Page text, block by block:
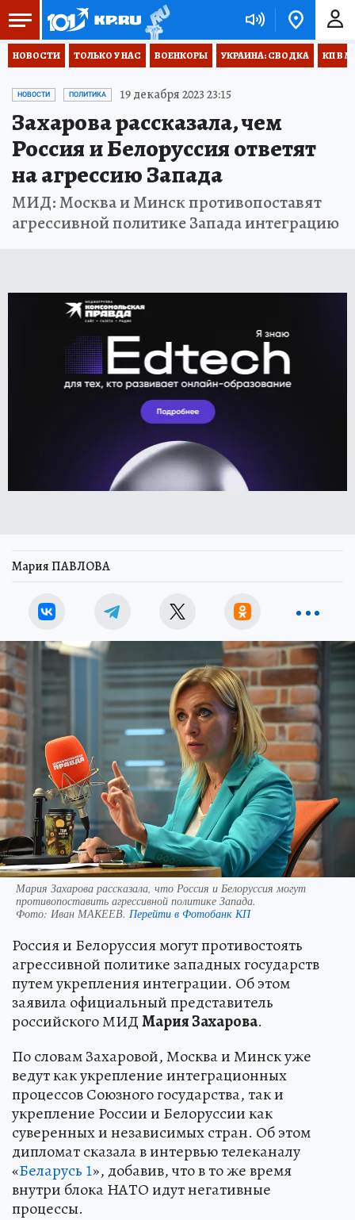
НОВОСТИ ТОЛЬКО У НАС ВОЕНКОРЫ УКРАИНА: СВОДКА КП В
НОВОСТИ ПОЛИТИКА 19 декабря 2023 23:15
Захарова рассказала, чем
Россия и Белоруссия ответят
на агрессию Запада
МИД: Москва и Минск противопоставят
агрессивной политике Запада интеграцию
Мария ПАВЛОВА
Мария Захарова рассказала, что Россия и Белоруссия могут
противопоставить агрессивной политике Запада.
Фото: Иван МАКЕЕВ. Перейти в Фотобанк КП
Россия и Белоруссия могут противостоять
агрессивной политике западных государств
путем укрепления интеграции. Об этом
заявила официальный представитель
российского МИДМария Захарова.
По словам Захаровой, Москва и Минск уже
ведут как укрепление интеграционных
процессов Союзного государства, так и
укрепление России и Белоруссии как
суверенных и независимых стран. Об этом
дипломат сказала в интервью телеканалу
«Беларусь 1», добавив, что в то же время
внутри блока НАТО идут негативные
процессы.